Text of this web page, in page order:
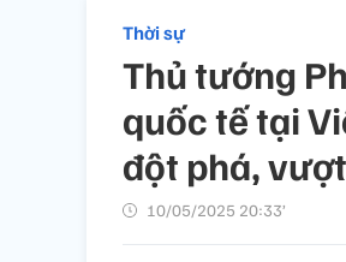
Thời sự
Thủ tướng
quốc tế tại
đột phá,
10/05/2025 20:33’